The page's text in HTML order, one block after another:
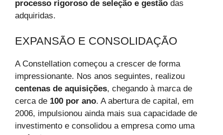
processo rigoroso de seleção e gestão das
adquiridas.
EXPANSÃO E CONSOLIDAÇÃO
A Constellation começou a crescer de forma
impressionante. Nos anos seguintes, realizou
centenas de aquisições, chegando à marca de
cerca de 100 por ano. A abertura de capital, em
2006, impulsionou ainda mais sua capacidade de
investimento e consolidou a empresa como uma